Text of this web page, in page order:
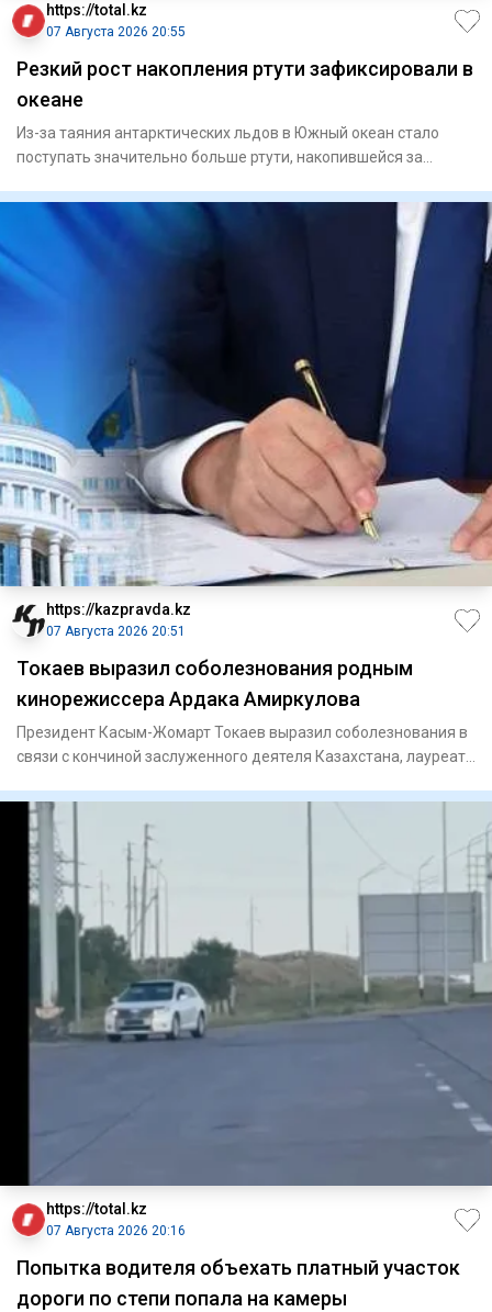
https://total.kz
07 Августа 2026 20:55
Резкий рост накопления ртути зафиксировали в
океане
Из-за таяния антарктических льдов в Южный океан стало
поступать значительно больше ртути, накопившейся за
https://kazpravda.kz
07 Августа 2026 20:51
Токаев выразил соболезнования родным
кинорежиссера Ардака Амиркулова
Президент Касым-Жомарт Токаев выразил соболезнования в
связи с кончиной заслуженного деятеля Казахстана, лауреата
https://total.kz
07 Августа 2026 20:16
Попытка водителя объехать платный участок
дороги по степи попала на камеры